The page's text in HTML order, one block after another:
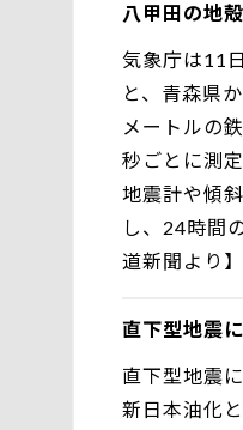
八甲田の地
気象庁は11
と、青森県
メートルの
秒ごとに測
地震計や傾
し、24時間
道新聞より】
直下型地震
直下型地震
新日本油化